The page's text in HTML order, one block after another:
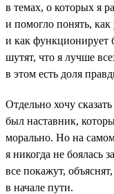
в темах, о которых я
и помогло понять, как
и как функционирует
шутят, что я лучше
в этом есть доля
Отдельно хочу
был наставник,
морально. Но на
я никогда не боялась
все покажут,
в начале пути.